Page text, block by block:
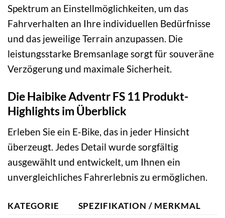
Spektrum an Einstellmöglichkeiten, um das
Fahrverhalten an Ihre individuellen Bedürfnisse
und das jeweilige Terrain anzupassen. Die
leistungsstarke Bremsanlage sorgt für souveräne
Verzögerung und maximale Sicherheit.
Die Haibike Adventr FS 11 Produkt-
Highlights im Überblick
Erleben Sie ein E-Bike, das in jeder Hinsicht
überzeugt. Jedes Detail wurde sorgfältig
ausgewählt und entwickelt, um Ihnen ein
unvergleichliches Fahrerlebnis zu ermöglichen.
KATEGORIE SPEZIFIKATION / MERKMAL